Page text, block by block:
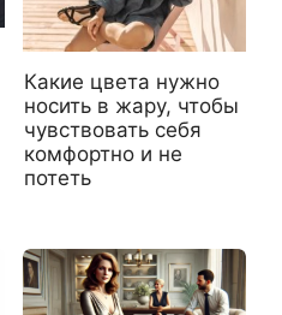
Какие цвета нужно
носить в жару, чтобы
чувствовать себя
комфортно и не
потеть